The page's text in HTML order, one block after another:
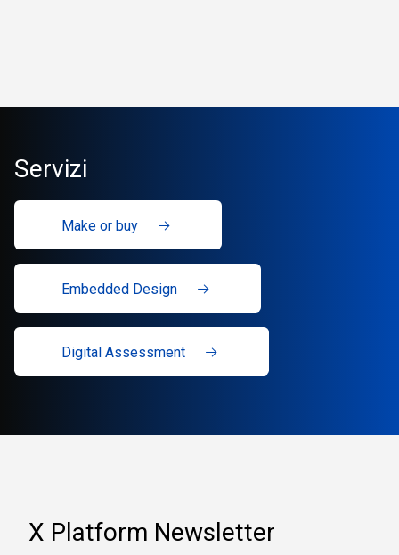
Servizi
Make or buy
Embedded Design
Digital Assessment
X Platform Newsletter